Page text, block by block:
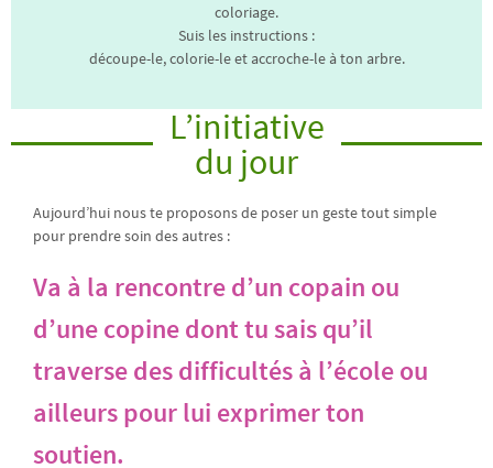
coloriage.
Suis les instructions :
découpe-le, colorie-le et accroche-le à ton arbre.
L’initiative
du jour
Aujourd’hui nous te proposons de poser un geste tout simple
pour prendre soin des autres :
Va à la rencontre d’un copain ou
d’une copine dont tu sais qu’il
traverse des difficultés à l’école ou
ailleurs pour lui exprimer ton
soutien.